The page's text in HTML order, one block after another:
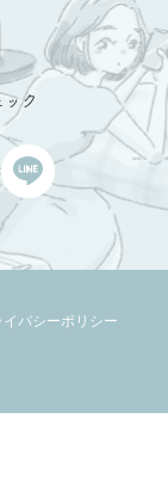
ク
イバシーポリシー